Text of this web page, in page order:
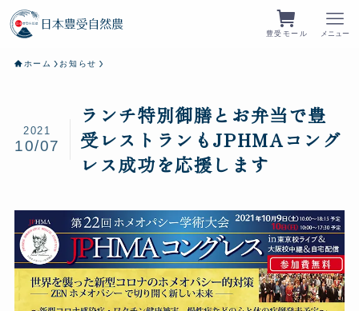
豊受モール メニュー
ホーム お知らせ
ランチ特別御膳とお弁当で豊
受レストランもJPHMAコング
レス成功を応援します
2021
10/07